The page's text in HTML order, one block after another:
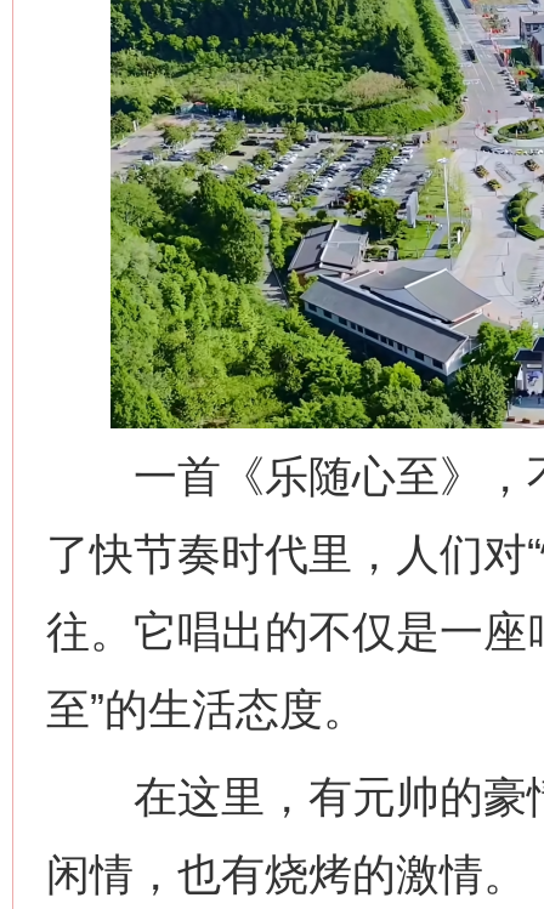
一首《乐随心至》，
了快节奏时代里，人们对
往。它唱出的不仅是一座
至”的生活态度。
在这里，有元帅的豪
闲情，也有烧烤的激情。